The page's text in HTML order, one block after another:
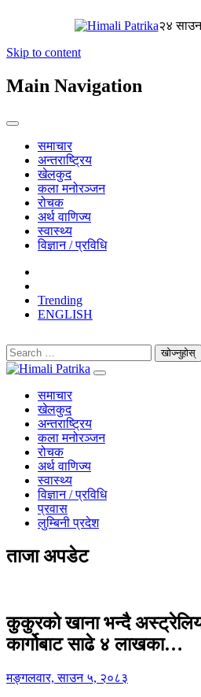
२४
Skip to content
Main Navigation
समाचार
अन्तराष्ट्रिय
खेलकुद
कला मनोरञ्जन
रोचक
अर्थ वाणिज्य
स्वास्थ्य
विज्ञान / प्रविधि
Trending
ENGLISH
समाचार
खेलकुद
अन्तराष्ट्रिय
कला मनोरञ्जन
रोचक
अर्थ वाणिज्य
स्वास्थ्य
विज्ञान / प्रविधि
प्रवास
लुम्बिनी प्रदेश
ताजा अपडेट
कुकुरको खाना भन्दै
कार्गोबाट साढे ४ लाखका…
मङ्गलवार, साउन ५, २०८३